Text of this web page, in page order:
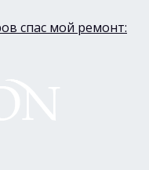
спас мой ремонт: